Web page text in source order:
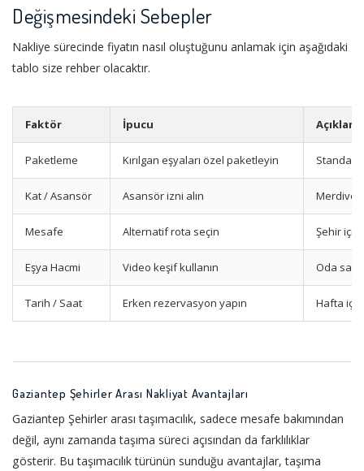
Değişmesindeki Sebepler
Nakliye sürecinde fiyatın nasıl oluştuğunu anlamak için aşağıdaki
tablo size rehber olacaktır.
Faktör İpucu Açıklama
Paketleme Kırılgan eşyaları özel paketleyin Standart
Kat / Asansör Asansör izni alın
Mesafe Alternatif rota seçin Şehir içi
Eşya Hacmi Video keşif kullanın Oda
Tarih / Saat Erken rezervasyon yapın Hafta içi
Gaziantep Şehirler Arası Nakliyat Avantajları
Gaziantep Şehirler arası taşımacılık, sadece mesafe bakımından
değil, aynı zamanda taşıma süreci açısından da farklılıklar
gösterir. Bu taşımacılık türünün sunduğu avantajlar, taşıma